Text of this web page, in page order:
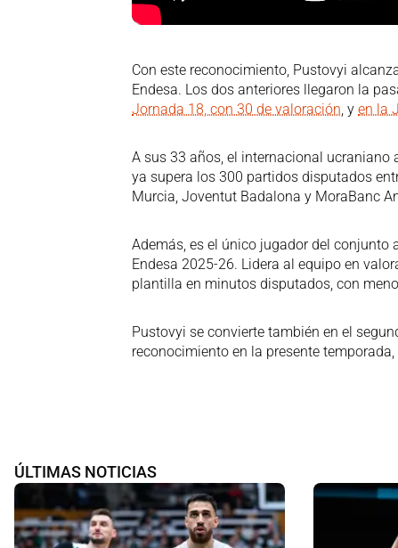
Con este reconocimiento, Pustovyi
Endesa. Los dos anteriores llegaron la
Jornada 18, con 30 de valoración , y en la
A sus 33 años, el internacional ucraniano
ya supera los 300 partidos disputados
Murcia, Joventut Badalona y MoraBanc
Además, es el único jugador del
Endesa 2025-26. Lidera al equipo en
plantilla en minutos disputados, con
Pustovyi se convierte también en el
reconocimiento en la presente temporada,
ÚLTIMAS NOTICIAS